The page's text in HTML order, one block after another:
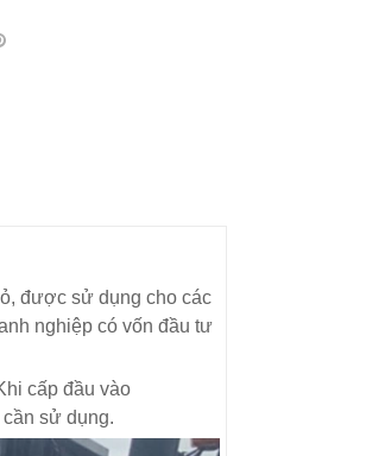
được sử dụng cho các
nghiệp có vốn đầu tư
cấp đầu vào
sử dụng.